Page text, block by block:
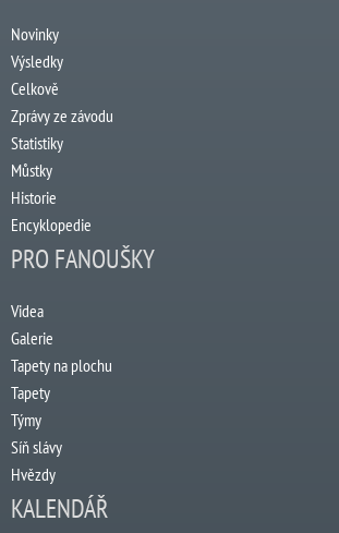
Novinky
Výsledky
Celkově
Zprávy ze závodu
Statistiky
Můstky
Historie
Encyklopedie
PRO FANOUŠKY
Videa
Galerie
Tapety na plochu
Tapety
Týmy
Síň slávy
Hvězdy
KALENDÁŘ